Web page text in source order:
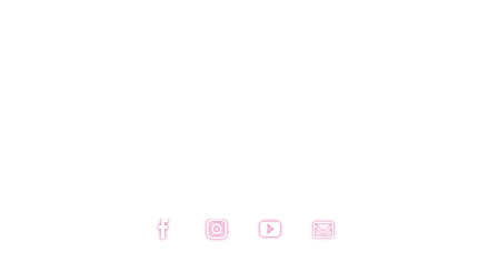
FacebookInstagramYouTubeEmail